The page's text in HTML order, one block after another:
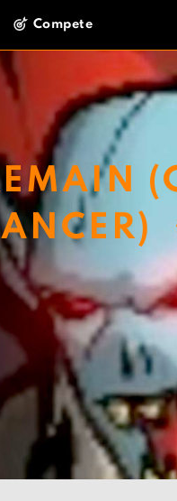
Compete